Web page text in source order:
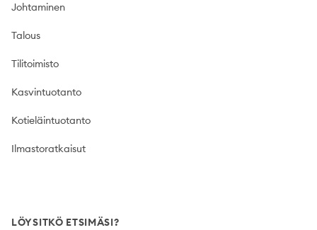
Johtaminen
Talous
Tilitoimisto
Kasvintuotanto
Kotieläintuotanto
Ilmastoratkaisut
LÖYSITKÖ ETSIMÄSI?